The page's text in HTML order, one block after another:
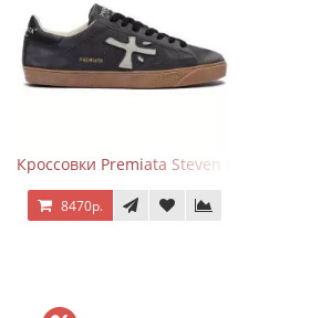
Кроссовки Premiata Steven Black
8470р.